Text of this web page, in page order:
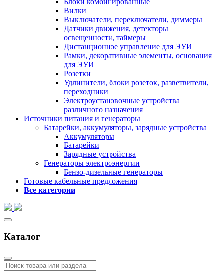
Блоки комбинированные
Вилки
Выключатели, переключатели, диммеры
Датчики движения, детекторы
освещенности, таймеры
Дистанционное управление для ЭУИ
Рамки, декоративные элементы, основания
для ЭУИ
Розетки
Удлинители, блоки розеток, разветвители,
переходники
Электроустановочные устройства
различного назначения
Источники питания и генераторы
Батарейки, аккумуляторы, зарядные устройства
Аккумуляторы
Батарейки
Зарядные устройства
Генераторы электроэнергии
Бензо-дизельные генераторы
Готовые кабельные предложения
Все категории
Каталог